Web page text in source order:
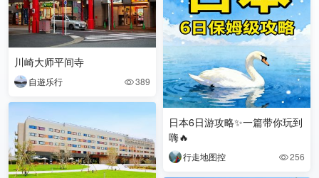
川崎大师平间寺
自遊乐行 389
日本6日游攻略✨一篇带你玩到
嗨🔥
行走地图控 256